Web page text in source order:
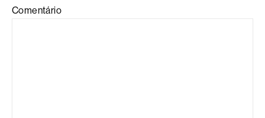
Comentário